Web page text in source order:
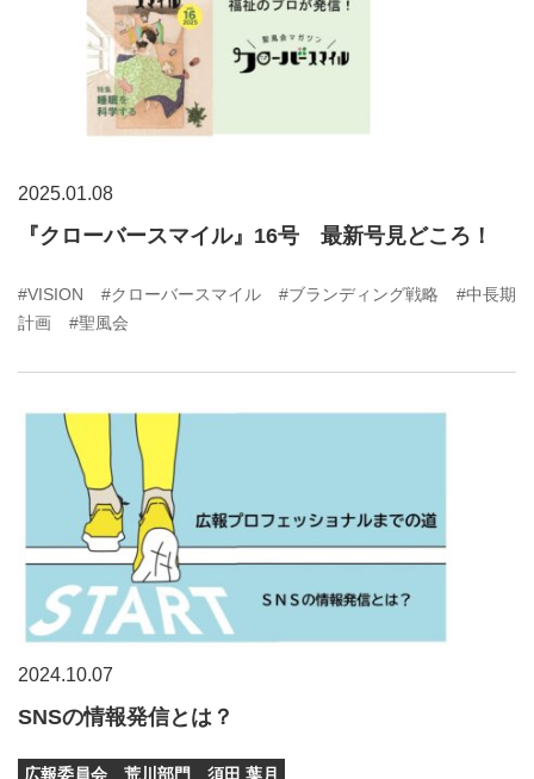
2025.01.08
『クローバースマイル』16号 最新号見どころ！
#VISION #クローバースマイル #ブランディング戦略
#中長期
計画
#聖風会
2024.10.07
SNSの情報発信とは？
広報委員会 荒川部門 須田 葉月